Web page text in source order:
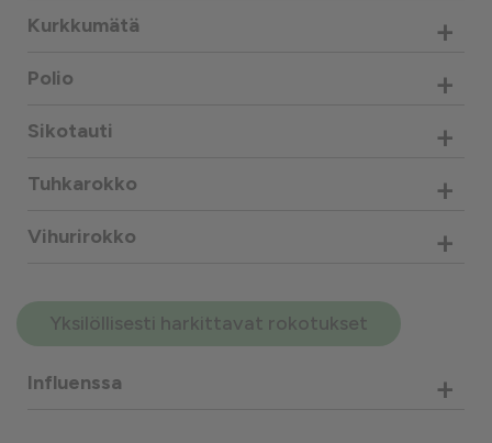
Kurkkumätä +
Polio +
Sikotauti +
Tuhkarokko +
Vihurirokko +
Yksilöllisesti harkittavat rokotukset
Influenssa +